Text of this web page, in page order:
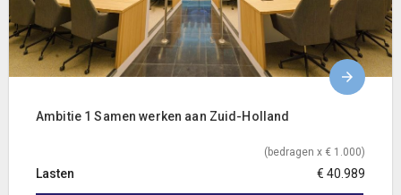
Ambitie 1 Samen werken aan Zuid-Holland
(bedragen x € 1.000)
Lasten € 40.989